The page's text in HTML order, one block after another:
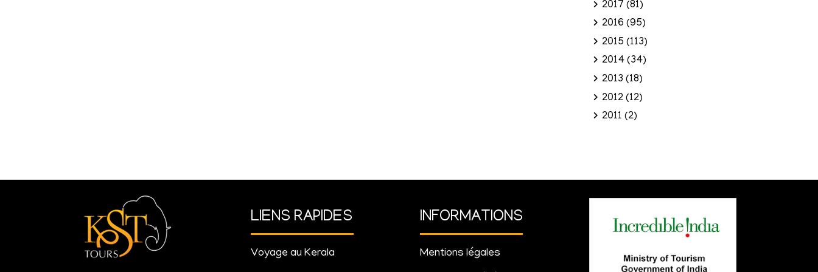
2017 (81)
2016 (95)
2015 (113)
2014 (34)
2013 (18)
2012 (12)
2011 (2)
LIENS RAPIDES
Voyage au Kerala
INFORMATIONS
Mentions légales